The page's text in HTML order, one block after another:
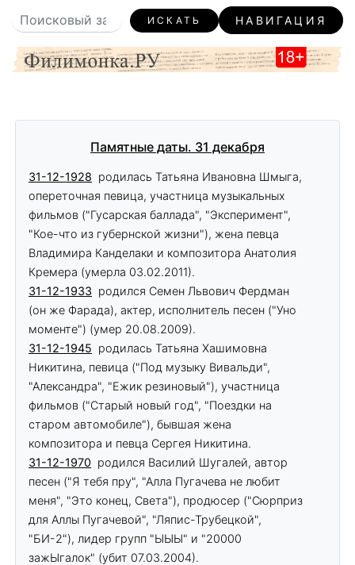
ИСКАТЬ НАВИГАЦИЯ
Памятные даты. 31 декабря
31-12-1928 родилась Татьяна Ивановна Шмыга,
опереточная певица, участница музыкальных
фильмов ("Гусарская баллада", "Эксперимент",
"Кое-что из губернской жизни"), жена певца
Владимира Канделаки и композитора Анатолия
Кремера (умерла 03.02.2011).
31-12-1933 родился Семен Львович Фердман
(он же Фарада), актер, исполнитель песен ("Уно
моменте") (умер 20.08.2009).
31-12-1945 родилась Татьяна Хашимовна
Никитина, певица ("Под музыку Вивальди",
"Александра", "Ежик резиновый"), участница
фильмов ("Старый новый год", "Поездки на
старом автомобиле"), бывшая жена
композитора и певца Сергея Никитина.
31-12-1970 родился Василий Шугалей, автор
песен ("Я тебя пру", "Алла Пугачева не любит
меня", "Это конец, Света"), продюсер ("Сюрприз
для Аллы Пугачевой", "Ляпис-Трубецкой",
"БИ-2"), лидер групп "ЫЫЫ" и "20000
зажЫгалок" (убит 07.03.2004).